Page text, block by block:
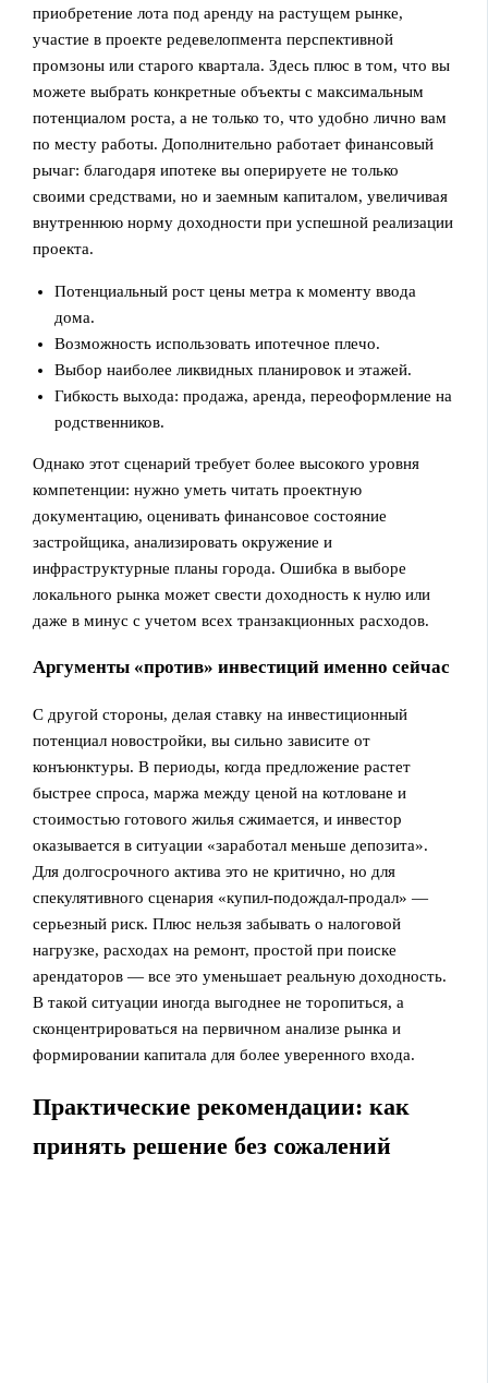
приобретение лота под аренду на растущем рынке,
участие в проекте редевелопмента перспективной
промзоны или старого квартала. Здесь плюс в том, что вы
можете выбрать конкретные объекты с максимальным
потенциалом роста, а не только то, что удобно лично вам
по месту работы. Дополнительно работает финансовый
рычаг: благодаря ипотеке вы оперируете не только
своими средствами, но и заемным капиталом, увеличивая
внутреннюю норму доходности при успешной реализации
проекта.
Потенциальный рост цены метра к моменту ввода
дома.
Возможность использовать ипотечное плечо.
Выбор наиболее ликвидных планировок и этажей.
Гибкость выхода: продажа, аренда, переоформление на
родственников.
Однако этот сценарий требует более высокого уровня
компетенции: нужно уметь читать проектную
документацию, оценивать финансовое состояние
застройщика, анализировать окружение и
инфраструктурные планы города. Ошибка в выборе
локального рынка может свести доходность к нулю или
даже в минус с учетом всех транзакционных расходов.
Аргументы «против» инвестиций именно сейчас
С другой стороны, делая ставку на инвестиционный
потенциал новостройки, вы сильно зависите от
конъюнктуры. В периоды, когда предложение растет
быстрее спроса, маржа между ценой на котловане и
стоимостью готового жилья сжимается, и инвестор
оказывается в ситуации «заработал меньше депозита».
Для долгосрочного актива это не критично, но для
спекулятивного сценария «купил-подождал-продал» —
серьезный риск. Плюс нельзя забывать о налоговой
нагрузке, расходах на ремонт, простой при поиске
арендаторов — все это уменьшает реальную доходность.
В такой ситуации иногда выгоднее не торопиться, а
сконцентрироваться на первичном анализе рынка и
формировании капитала для более уверенного входа.
Практические рекомендации: как
принять решение без сожалений